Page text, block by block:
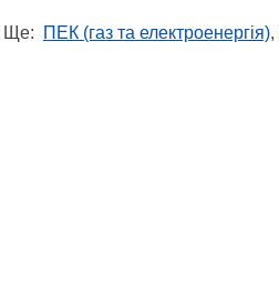
Ще: ПЕК (газ та електроенергія),